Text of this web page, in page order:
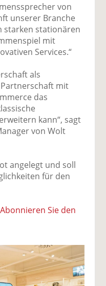
von
unserer Branche
starken stationären
mit
Services.“
als
mit
das
kann“, sagt
von Wolt
angelegt und soll
für den
Abonnieren Sie den